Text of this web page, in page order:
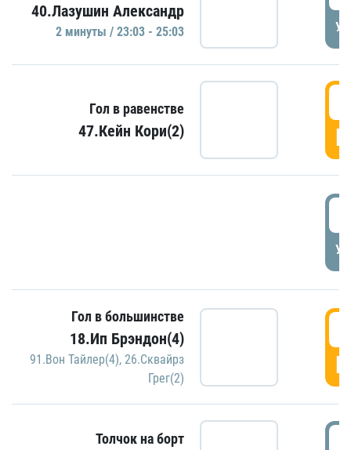
40.Лазушин Александр
2 минуты / 23:03 - 25:03
Гол в равенстве
47.Кейн Кори(2)
Гол в большинстве
18.Ип Брэндон(4)
91.Вон Тайлер(4), 26.Сквайрз
Грег(2)
Толчок на борт